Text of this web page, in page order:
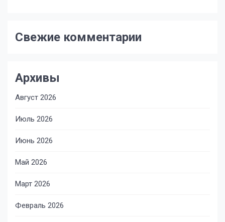
Свежие комментарии
Архивы
Август 2026
Июль 2026
Июнь 2026
Май 2026
Март 2026
Февраль 2026